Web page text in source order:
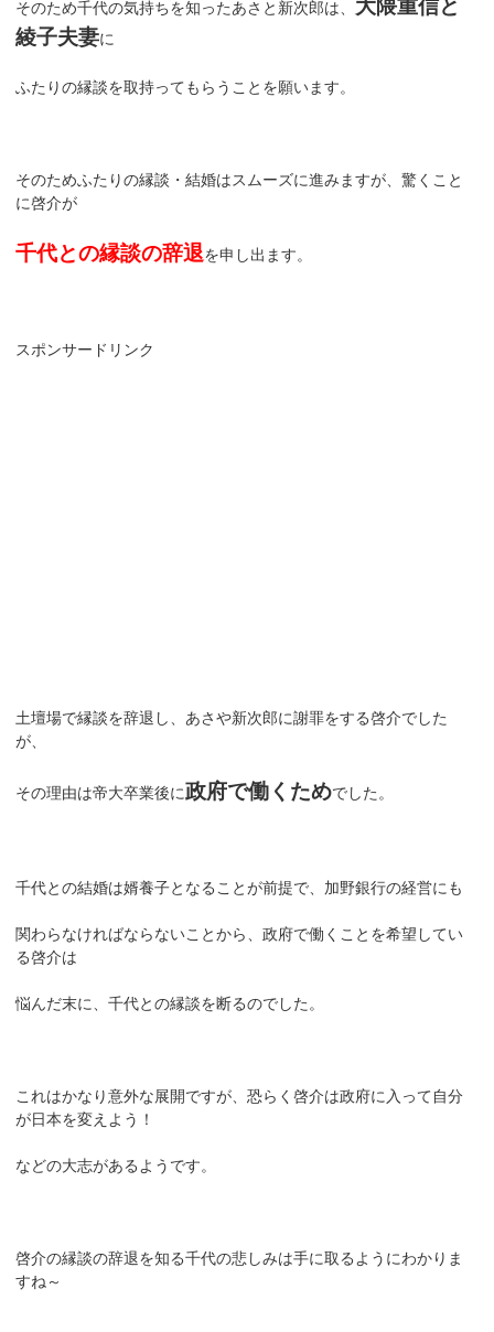
そのため千代の気持ちを知ったあさと新次郎は、 大隈重信と
綾子夫妻に
ふたりの縁談を取持ってもらうことを願います。
そのためふたりの縁談・結婚はスムーズに進みますが、驚くこと
に啓介が
千代との縁談の辞退を申し出ます。
スポンサードリンク
土壇場で縁談を辞退し、あさや新次郎に謝罪をする啓介でした
が、
その理由は帝大卒業後に政府で働くためでした。
千代との結婚は婿養子となることが前提で、加野銀行の経営にも
関わらなければならないことから、政府で働くことを希望してい
る啓介は
悩んだ末に、千代との縁談を断るのでした。
これはかなり意外な展開ですが、恐らく啓介は政府に入って自分
が日本を変えよう！
などの大志があるようです。
啓介の縁談の辞退を知る千代の悲しみは手に取るようにわかりま
すね～